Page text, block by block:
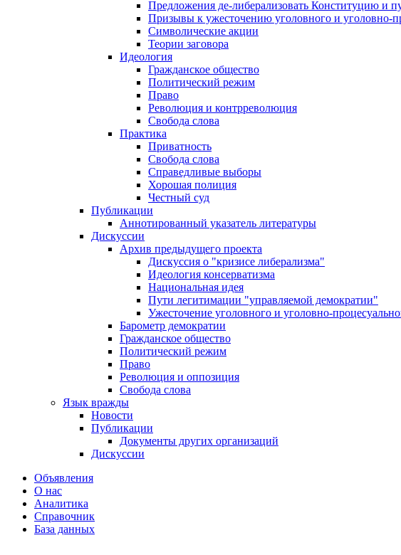
Предложения де-либерализовать Конституцию и
Призывы к ужесточению уголовного и уголовно-
Символические акции
Теории заговора
Идеология
Гражданское общество
Политический режим
Право
Революция и контрреволюция
Свобода слова
Практика
Приватность
Свобода слова
Справедливые выборы
Хорошая полиция
Честный суд
Публикации
Аннотированный указатель литературы
Дискуссии
Архив предыдущего проекта
Дискуссия о "кризисе либерализма"
Идеология консерватизма
Национальная идея
Пути легитимации "управляемой демократии"
Ужесточение уголовного и уголовно-
Барометр демократии
Гражданское общество
Политический режим
Право
Революция и оппозиция
Свобода слова
Язык вражды
Новости
Публикации
Документы других организаций
Дискуссии
Объявления
О нас
Аналитика
Справочник
База данных